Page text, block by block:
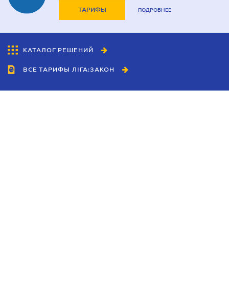
ТАРИФЫ ПОДРОБНЕЕ
КАТАЛОГ РЕШЕНИЙ
ВСЕ ТАРИФЫ ЛІГА:ЗАКОН